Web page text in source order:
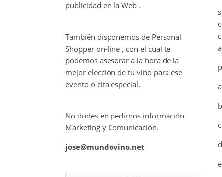
publicidad en la Web .
También disponemos de Personal
Shopper on-line , con el cual te
podemos asesorar a la hora de la
mejor elección de tu vino para ese
evento o cita especial.
No dudes en pedirnos información.
Marketing y Comunicación.
jose@mundovino.net